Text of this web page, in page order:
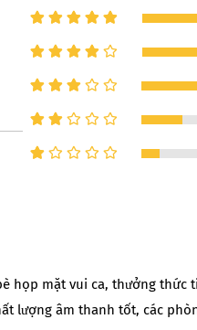
họp mặt vui ca, thưởng thức
lượng âm thanh tốt, các